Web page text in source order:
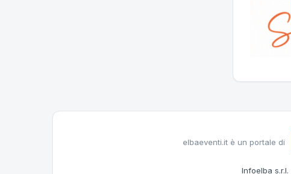
elbaeventi.it è un portale di
Infoelba s.r.l.